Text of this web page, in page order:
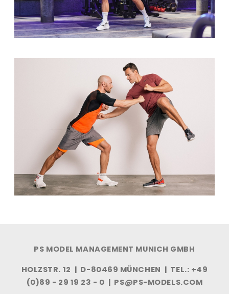
PS MODEL MANAGEMENT MUNICH GMBH
HOLZSTR. 12 | D-80469 MÜNCHEN | TEL.: +49
(0)89 - 29 19 23 - 0 | PS@PS-MODELS.COM